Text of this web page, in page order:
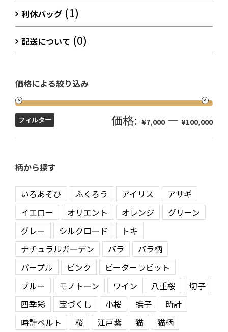
利休バッグ (1)
配送について (0)
価格による絞り込み
フィルター 価格: ¥7,000 — ¥100,000
柄から探す
いろあそび ふくろう アイリス
アサギ
イエロー
オリエント オレンジ
グリーン
グレー
シルクロード
トキ
ナチュラルガーデン
バラ
バラ柄
パープル
ピンク
ピーターラビット
ブルー
モノトーン ワイン 八重桜
切子
四季彩
宝づくし 小桜 撫子
時計
時計ベルト
桜 江戸紫 猫
猫柄